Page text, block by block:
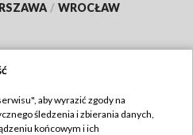
/ WROCŁAW
TVP
aby wyrazić zgody na
śledzenia i zbierania danych,
końcowym i ich